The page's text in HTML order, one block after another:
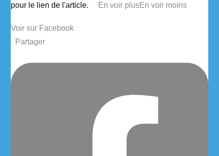
pour le lien de l'article.
En voir plusEn voir moins
Voir sur Facebook
Partager